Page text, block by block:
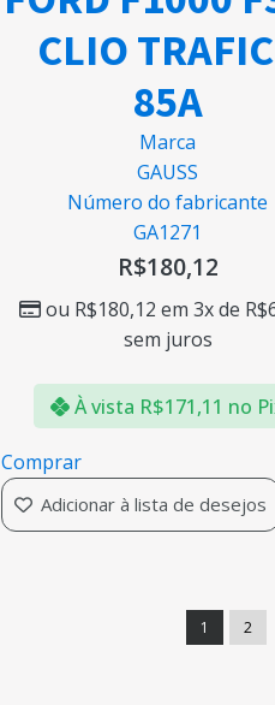
CLIO
85A
Marca
GAUSS
Número do fabricante
GA1271
R$180,12
ou R$180,12 em 3x de R$
sem juros
À vista R$171,11 no
Comprar
Adicionar à lista de desejos
1 2